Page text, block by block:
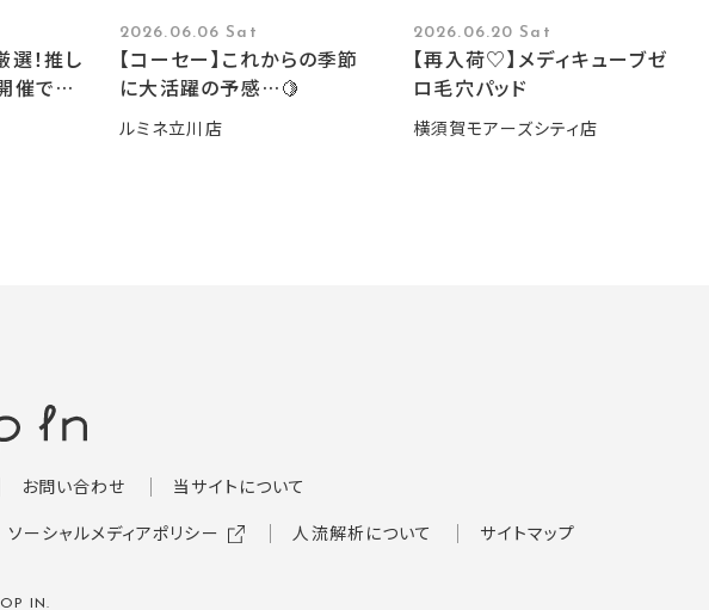
！推し
催です
2026.06.06 Sat
【コーセー】これからの季節
に大活躍の予感…🍋
ルミネ立川店
2026.06.20 Sat
【再入荷♡】メディキューブゼ
ロ毛穴パッド
横須賀モアーズシティ店
お問い合わせ
当サイトについて
ソーシャルメディアポリシー 人流解析について サイトマップ
IN.